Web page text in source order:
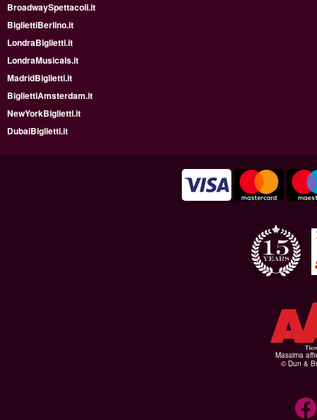
BroadwaySpettacoli.it
BigliettiBerlino.it
LondraBiglietti.it
LondraMusicals.it
MadridBiglietti.it
BigliettiAmsterdam.it
NewYorkBiglietti.it
DubaiBiglietti.it
Massima
© Dun &